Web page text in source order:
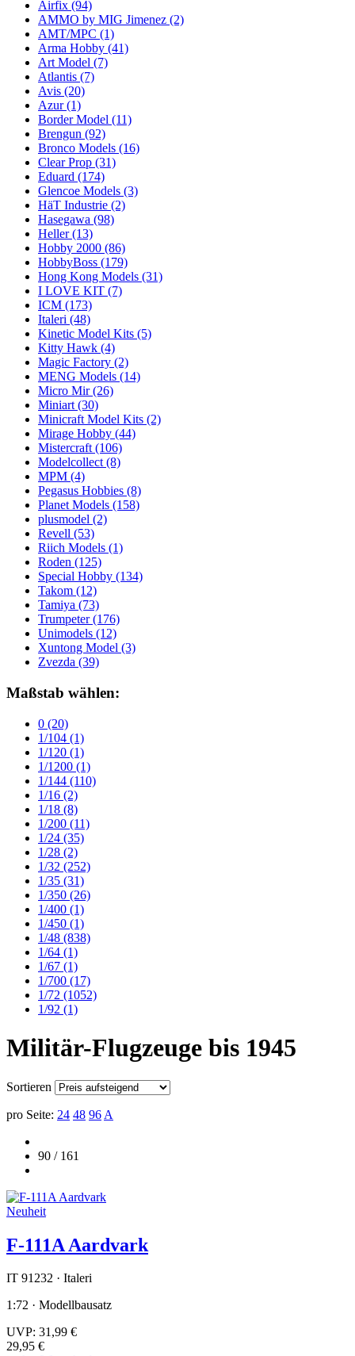
Airfix (94)
AMMO by MIG Jimenez (2)
AMT/MPC (1)
Arma Hobby (41)
Art Model (7)
Atlantis (7)
Avis (20)
Azur(1)
Border Model (11)
Brengun (92)
Bronco Models (16)
Clear Prop (31)
Eduard (174)
Glencoe Models (3)
HäT Industrie (2)
Hasegawa (98)
Heller(13)
Hobby 2000 (86)
HobbyBoss (179)
Hong Kong Models (31)
I LOVE KIT (7)
ICM (173)
Italeri (48)
Kinetic Model Kits (5)
Kitty Hawk (4)
Magic Factory (2)
MENG Models (14)
Micro Mir(26)
Miniart (30)
Minicraft Model Kits (2)
Mirage Hobby (44)
Mistercraft (106)
Modelcollect (8)
MPM (4)
Pegasus Hobbies (8)
Planet Models (158)
plusmodel (2)
Revell (53)
Riich Models (1)
Roden (125)
Special Hobby (134)
Takom (12)
Tamiya (73)
Trumpeter(176)
Unimodels (12)
Xuntong Model (3)
Zvezda (39)
Maßstab wählen:
0 (20)
1/104 (1)
1/120 (1)
1/1200 (1)
1/144 (110)
1/16 (2)
1/18 (8)
1/200 (11)
1/24 (35)
1/28 (2)
1/32 (252)
1/35 (31)
1/350 (26)
1/400 (1)
1/450 (1)
1/48 (838)
1/64 (1)
1/67 (1)
1/700 (17)
1/72 (1052)
1/92 (1)
Militär-Flugzeuge bis 1945
Sortieren
pro Seite: 24 48 96 A
90 / 161
Neuheit
F-111A Aardvark
IT 91232 · Italeri
1:72 · Modellbausatz
UVP: 31,99 €
29,95 €